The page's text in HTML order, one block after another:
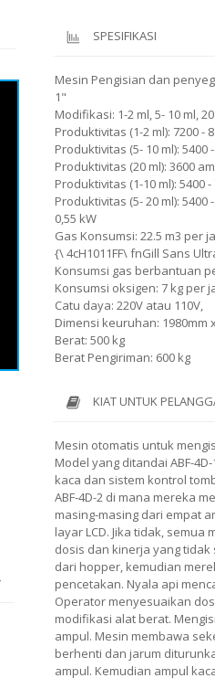
SPESIFIKASI
Mesin Pengisian dan
1"
Modifikasi: 1-2 ml, 5- 10 ml,
Produktivitas (1-2 ml): 7200 -
Produktivitas (5- 10 ml): 5400
Produktivitas (20 ml): 3600
Produktivitas (1-10 ml): 5400
Produktivitas (5- 20 ml): 5400
0,55 kW
Gas Konsumsi: 22.5 m3 per
{\ 4cH1011FF\ fnGill Sans
Konsumsi gas berbantuan
Konsumsi oksigen: 7 kg per
Catu daya: 220V atau 110V,
Dimensi keuruhan: 1980mm
Berat: 500 kg
Berat Pengiriman: 600 kg
KIAT UNTUK
Mesin otomatis untuk
Model yang ditandai ABF-
kaca dan sistem kontrol
ABF-4D-2 di mana mereka
masing-masing dari empat
layar LCD. Jika tidak,
dosis dan kinerja yang
dari hopper, kemudian
pencetakan. Nyala api
Operator menyesuaikan
modifikasi alat berat.
ampul. Mesin membawa
berhenti dan jarum
ampul. Kemudian ampul